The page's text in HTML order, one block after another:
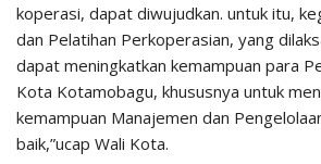
koperasi, dapat diwujudkan. untuk itu,
dan Pelatihan Perkoperasian, yang
dapat meningkatkan kemampuan para
Kota Kotamobagu, khususnya untuk
kemampuan Manajemen dan
baik,”ucap Wali Kota.